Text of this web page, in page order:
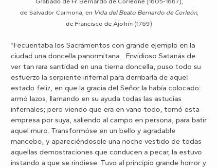
de Salvador Carmona, en Vida del Beato Bernardo de Corleón,
de Francisco de Ajofrín (1769)
"Fecuentaba los Sacramentos con grande ejemplo en la
ciudad una doncella panormitana... Envidioso Satanás de
ver tan rara santidad en una tierna doncella, puso todo su
esfuerzo la serpiente infernal para derribarla de aquel
estado feliz, en que la gracia del Señor la había colocado:
armó lazos, llamando en su ayuda todas las astucias
infernales; pero viendo que era en vano todo, tomó esta
empresa por suya, saliendo al campo en persona, para batir
aquel muro. Transformóse en un bello y agradable
mancebo, y apareciéndosele una noche vestido de todas
aquellas demostraciones que conducen a pecar, la estuvo
instando a que se rindiese. Tuvo al principio grande horror y